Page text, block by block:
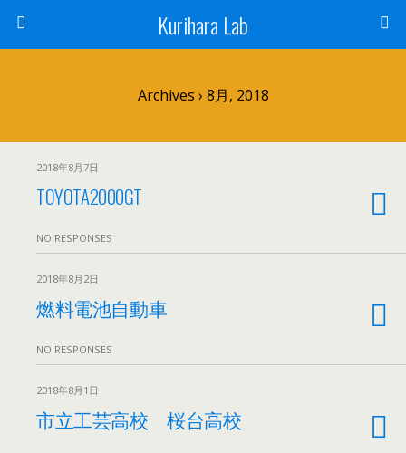
Kurihara Lab
Archives › 8月, 2018
2018年8月7日
TOYOTA2000GT
NO RESPONSES
2018年8月2日
燃料電池自動車
NO RESPONSES
2018年8月1日
市立工芸高校 桜台高校